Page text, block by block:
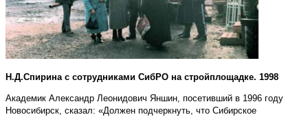
Н.Д.Спирина с сотрудниками СибРО на стройплощадке. 1998
Академик Александр Леонидович Яншин, посетивший в 1996 году
Новосибирск, сказал: «Должен подчеркнуть, что Сибирское